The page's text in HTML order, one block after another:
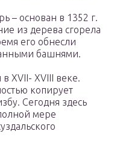
– основан в 1352 г.
из дерева сгорела
его обнесли
башнями.
XVII- XVIII веке.
копирует
Сегодня здесь
мере